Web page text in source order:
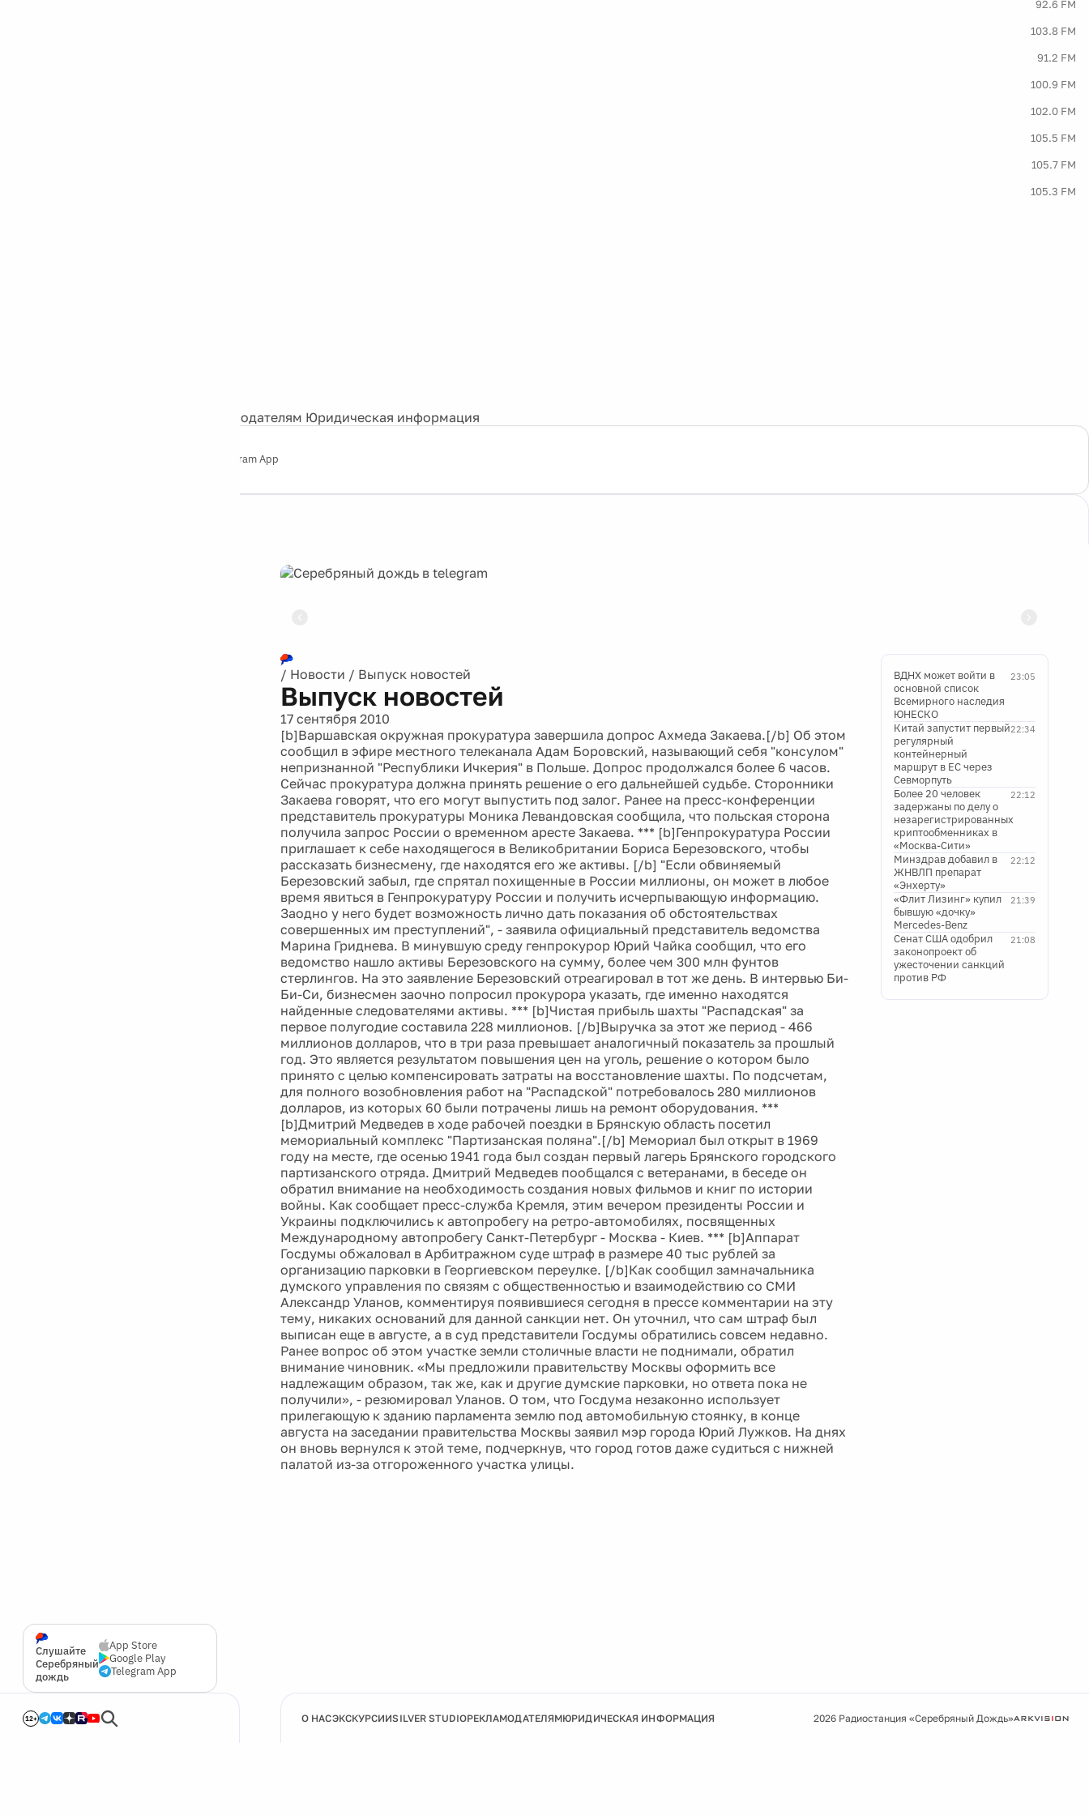
92.6 FM
103.8 FM
91.2 FM
100.9 FM
102.0 FM
105.5 FM
105.7 FM
105.3 FM
Рекламодателям Юридическая информация
Telegram App
Слушайте
Серебряный
дождь
App Store
Google Play
Telegram App
12+
/ Новости / Выпуск новостей
Выпуск новостей
17 сентября 2010
[b]Варшавская окружная прокуратура завершила допрос Ахмеда Закаева.[/b] Об этом
сообщил в эфире местного телеканала Адам Боровский, называющий себя "консулом"
непризнанной "Республики Ичкерия" в Польше. Допрос продолжался более 6 часов.
Сейчас прокуратура должна принять решение о его дальнейшей судьбе. Сторонники
Закаева говорят, что его могут выпустить под залог. Ранее на пресс-конференции
представитель прокуратуры Моника Левандовская сообщила, что польская сторона
получила запрос России о временном аресте Закаева. *** [b]Генпрокуратура России
приглашает к себе находящегося в Великобритании Бориса Березовского, чтобы
рассказать бизнесмену, где находятся его же активы. [/b] "Если обвиняемый
Березовский забыл, где спрятал похищенные в России миллионы, он может в любое
время явиться в Генпрокуратуру России и получить исчерпывающую информацию.
Заодно у него будет возможность лично дать показания об обстоятельствах
совершенных им преступлений", - заявила официальный представитель ведомства
Марина Гриднева. В минувшую среду генпрокурор Юрий Чайка сообщил, что его
ведомство нашло активы Березовского на сумму, более чем 300 млн фунтов
стерлингов. На это заявление Березовский отреагировал в тот же день. В интервью Би-
Би-Си, бизнесмен заочно попросил прокурора указать, где именно находятся
найденные следователями активы. *** [b]Чистая прибыль шахты "Распадская" за
первое полугодие составила 228 миллионов. [/b]Выручка за этот же период - 466
миллионов долларов, что в три раза превышает аналогичный показатель за прошлый
год. Это является результатом повышения цен на уголь, решение о котором было
принято с целью компенсировать затраты на восстановление шахты. По подсчетам,
для полного возобновления работ на "Распадской" потребовалось 280 миллионов
долларов, из которых 60 были потрачены лишь на ремонт оборудования. ***
[b]Дмитрий Медведев в ходе рабочей поездки в Брянскую область посетил
мемориальный комплекс "Партизанская поляна".[/b] Мемориал был открыт в 1969
году на месте, где осенью 1941 года был создан первый лагерь Брянского городского
партизанского отряда. Дмитрий Медведев пообщался с ветеранами, в беседе он
обратил внимание на необходимость создания новых фильмов и книг по истории
войны. Как сообщает пресс-служба Кремля, этим вечером президенты России и
Украины подключились к автопробегу на ретро-автомобилях, посвященных
Международному автопробегу Санкт-Петербург - Москва - Киев. *** [b]Аппарат
Госдумы обжаловал в Арбитражном суде штраф в размере 40 тыс рублей за
организацию парковки в Георгиевском переулке. [/b]Как сообщил замначальника
думского управления по связям с общественностью и взаимодействию со СМИ
Александр Уланов, комментируя появившиеся сегодня в прессе комментарии на эту
тему, никаких оснований для данной санкции нет. Он уточнил, что сам штраф был
выписан еще в августе, а в суд представители Госдумы обратились совсем недавно.
Ранее вопрос об этом участке земли столичные власти не поднимали, обратил
внимание чиновник. «Мы предложили правительству Москвы оформить все
надлежащим образом, так же, как и другие думские парковки, но ответа пока не
получили», - резюмировал Уланов. О том, что Госдума незаконно использует
прилегающую к зданию парламента землю под автомобильную стоянку, в конце
августа на заседании правительства Москвы заявил мэр города Юрий Лужков. На днях
он вновь вернулся к этой теме, подчеркнув, что город готов даже судиться с нижней
палатой из-за отгороженного участка улицы.
23:05
ВДНХ может войти в
основной список
Всемирного наследия
ЮНЕСКО
22:34
Китай запустит первый
регулярный
контейнерный
маршрут в ЕС через
Севморпуть
22:12
Более 20 человек
задержаны по делу о
незарегистрированных
криптообменниках в
«Москва-Сити»
22:12
Минздрав добавил в
ЖНВЛП препарат
«Энхерту»
21:39
«Флит Лизинг» купил
бывшую «дочку»
Mercedes-Benz
21:08
Сенат США одобрил
законопроект об
ужесточении санкций
против РФ
О НАСЭКСКУРСИИSILVER STUDIOРЕКЛАМОДАТЕЛЯМЮРИДИЧЕСКАЯ ИНФОРМАЦИЯ 2026 Радиостанция «Серебряный Дождь»